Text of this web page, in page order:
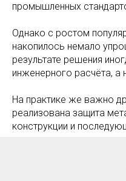
промышленных
Однако с ростом
накопилось немало
результате решения
инженерного расчёта, а
На практике же важно
реализована защита
конструкции и